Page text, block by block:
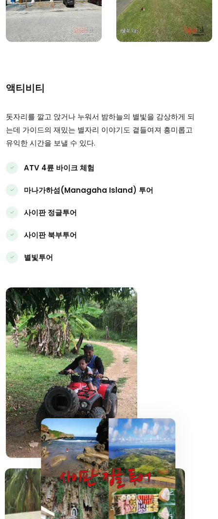
상세보기 상세보기
액티비티
돗자리를 깔고 앉거나 누워서 밤하늘의 별빛을 감상하게 되
는데 가이드의 재밌는 별자리 이야기도 곁들여져 흥미롭고
유익한 시간을 보낼 수 있다.
ATV 4륜 바이크 체험
마나가하섬(Managaha Island) 투어
사이판 정글투어
사이판 북부투어
별빛투어